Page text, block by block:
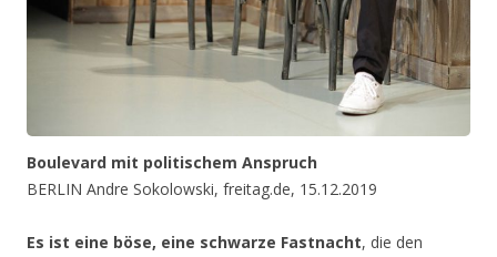
Boulevard mit politischem Anspruch
BERLIN Andre Sokolowski, freitag.de, 15.12.2019
Es ist eine böse, eine schwarze Fastnacht, die den